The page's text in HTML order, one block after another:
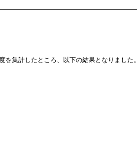
集計したところ、以下の結果となりました。